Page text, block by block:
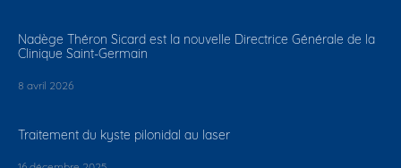
Nadège Théron Sicard est la nouvelle Directrice Générale de la
Clinique Saint-Germain
8 avril 2026
Traitement du kyste pilonidal au laser